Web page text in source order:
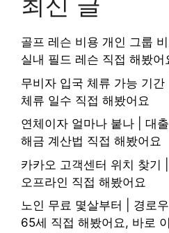
골프 레슨 비용 개인 그룹
실내 필드 레슨 직접 해봤어
무비자 입국 체류 가능 기
체류 일수 직접 해봤어요
연체이자 얼마나 붙나 | 대
해금 계산법 직접 해봤어요
카카오 고객센터 위치 찾기
오프라인 직접 해봤어요
노인 무료 몇살부터 | 경로
65세 직접 해봤어요, 바로